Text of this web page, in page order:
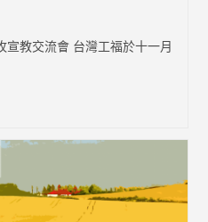
宣教交流會 台灣工福於十一月